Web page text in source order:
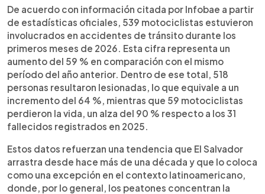
siniestros fatales ocurre en zonas urbanas
densamente pobladas, especialmente en San
Salvador Centro. Factores como el tráfico
intenso, la baja educación vial y la exposición
propia de la motocicleta explican un problema
que exige políticas públicas focalizadas.
De acuerdo con información citada por Infobae a partir
de estadísticas oficiales, 539 motociclistas estuvieron
involucrados en accidentes de tránsito durante los
primeros meses de 2026. Esta cifra representa un
aumento del 59 % en comparación con el mismo
período del año anterior. Dentro de ese total, 518
personas resultaron lesionadas, lo que equivale a un
incremento del 64 %, mientras que 59 motociclistas
perdieron la vida, un alza del 90 % respecto a los 31
fallecidos registrados en 2025.
Estos datos refuerzan una tendencia que El Salvador
arrastra desde hace más de una década y que lo coloca
como una excepción en el contexto latinoamericano,
donde, por lo general, los peatones concentran la